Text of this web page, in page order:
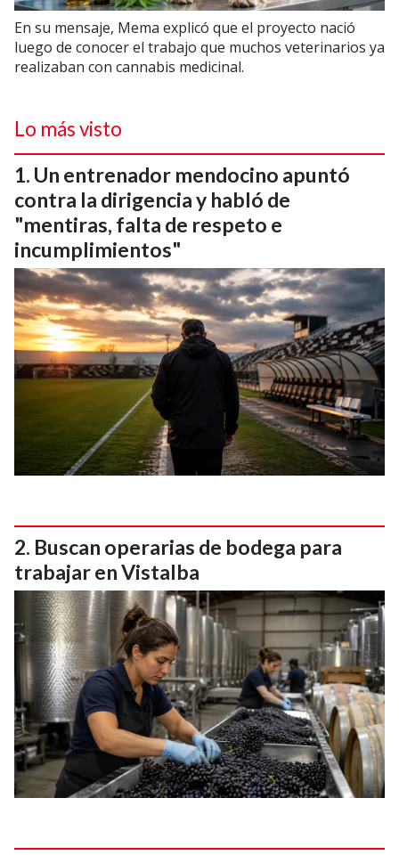
En su mensaje, Mema explicó que el proyecto nació
luego de conocer el trabajo que muchos veterinarios ya
realizaban con cannabis medicinal.
Lo más visto
Un entrenador mendocino apuntó
contra la dirigencia y habló de
"mentiras, falta de respeto e
incumplimientos"
Buscan operarias de bodega para
trabajar en Vistalba